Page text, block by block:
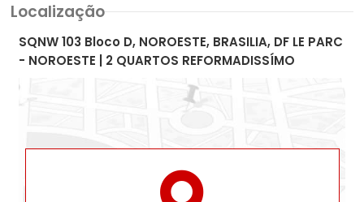
Localização
SQNW 103 Bloco D, NOROESTE, BRASILIA, DF LE PARC
- NOROESTE | 2 QUARTOS REFORMADISSÍMO